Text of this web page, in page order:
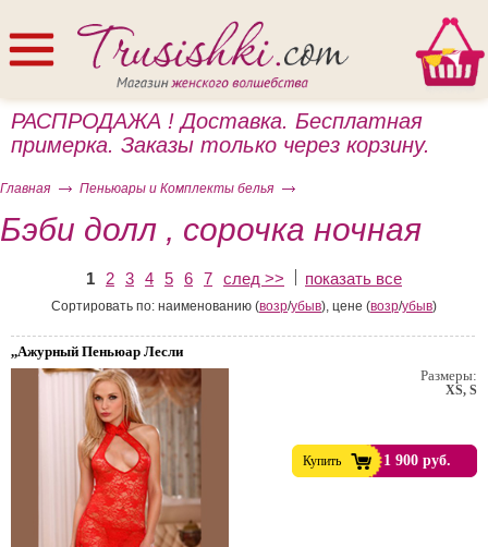
РАСПРОДАЖА ! Доставка. Бесплатная
примерка. Заказы только через корзину.
Главная Пеньюары и Комплекты белья
Бэби долл , сорочка ночная
1 2 3 4 5 6 7 след >> показать все
Сортировать по: наименованию (возр/убыв), цене (возр/убыв)
,,Ажурный Пеньюар Лесли
Размеры:
XS, S
Купить 1 900 руб.